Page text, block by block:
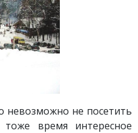
невозможно не посетить
время интересное